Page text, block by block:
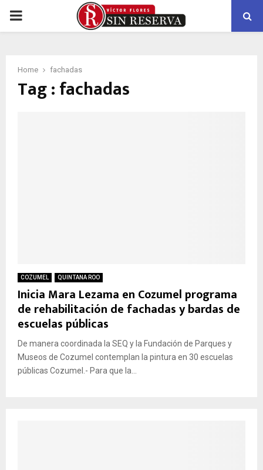
PRIMARY
Home fachadas
Tag : fachadas
COZUMEL QUINTANA ROO
Inicia Mara Lezama en Cozumel programa
de rehabilitación de fachadas y bardas de
escuelas públicas
De manera coordinada la SEQ y la Fundación de Parques y
Museos de Cozumel contemplan la pintura en 30 escuelas
públicas Cozumel.- Para que la...